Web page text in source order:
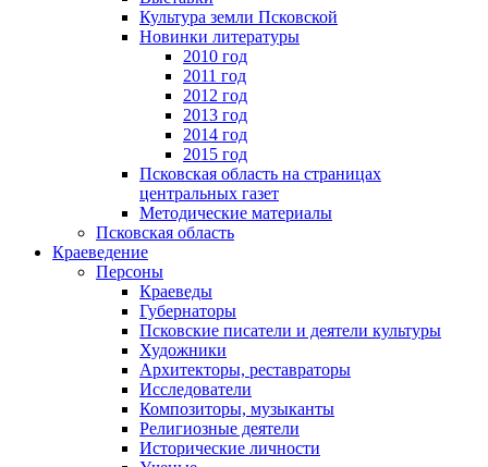
Культура земли Псковской
Новинки литературы
2010 год
2011 год
2012 год
2013 год
2014 год
2015 год
Псковская область на страницах
центральных газет
Методические материалы
Псковская область
Краеведение
Персоны
Краеведы
Губернаторы
Псковские писатели и деятели культуры
Художники
Архитекторы, реставраторы
Исследователи
Композиторы, музыканты
Религиозные деятели
Исторические личности